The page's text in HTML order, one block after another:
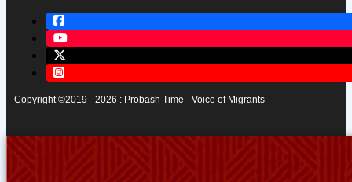
Copyright ©2019 - 2026 : Probash Time - Voice of Migrants